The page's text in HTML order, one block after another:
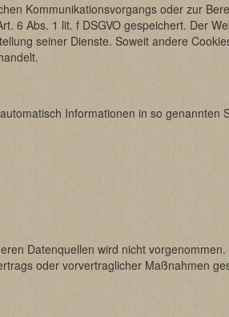
Kommunikationsvorgangs oder zur
6 Abs. 1 lit. f DSGVO gespeichert. Der
seiner Dienste. Soweit andere
Informationen in so
Datenquellen wird nicht
oder vorvertraglicher Maßnahmen